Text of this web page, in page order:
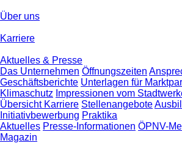
Über uns
Karriere
Aktuelles & Presse
Das Unternehmen Öffnungszeiten
Geschäftsberichte Unterlagen für
Klimaschutz Impressionen vom
Übersicht Karriere Stellenangebote
Initiativbewerbung Praktika
Aktuelles Presse-Informationen ÖPNV-
Magazin